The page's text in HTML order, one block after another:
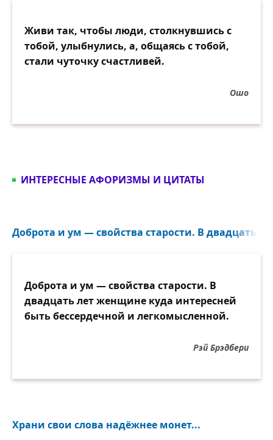
Живи так, чтобы люди, столкнувшись с
тобой, улыбнулись, а, общаясь с тобой,
стали чуточку счастливей.
Ошо
ИНТЕРЕСНЫЕ АФОРИЗМЫ И ЦИТАТЫ
Доброта и ум — свойства старости. В двадцать
Доброта и ум — свойства старости. В
двадцать лет женщине куда интересней
быть бессердечной и легкомысленной.
Рэй Брэдбери
Храни свои слова надёжнее монет...